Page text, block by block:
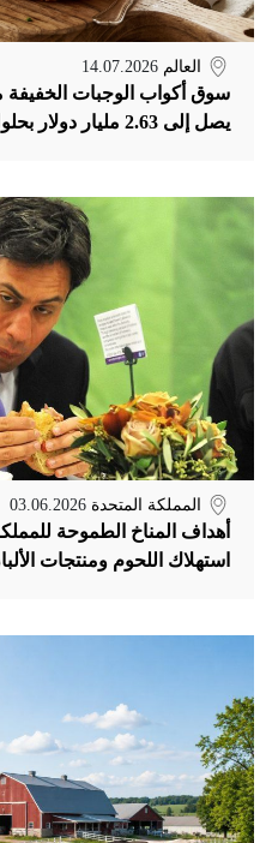
العالم 14.07.2026
سوق أكواب الوجبات الخفيفة
يصل إلى 2.63 مليار دولار بحلول عام 2034
المملكة المتحدة 03.06.2026
أهداف المناخ الطموحة
استهلاك اللحوم ومنتجات